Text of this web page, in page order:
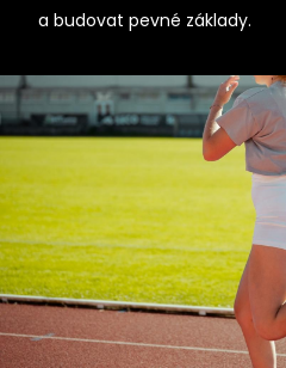
a budovat pevné základy.